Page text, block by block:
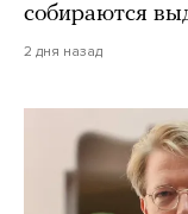
собираются
2 дня назад